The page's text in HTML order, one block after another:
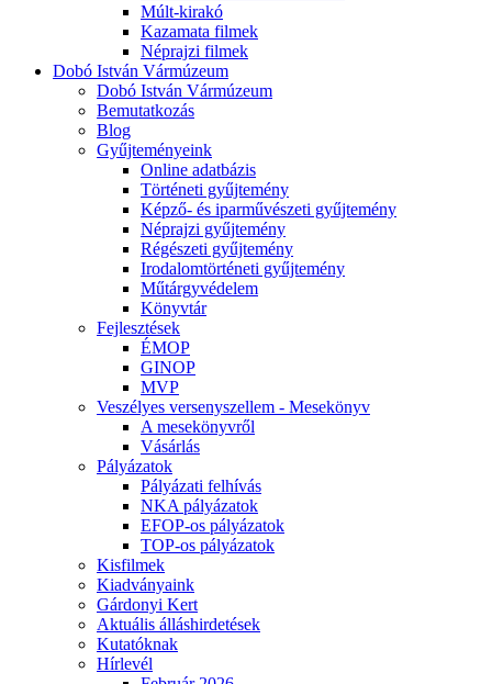
Múlt-kirakó
Kazamata filmek
Néprajzi filmek
Dobó István Vármúzeum
Dobó István Vármúzeum
Bemutatkozás
Blog
Gyűjteményeink
Online adatbázis
Történeti gyűjtemény
Képző- és iparművészeti gyűjtemény
Néprajzi gyűjtemény
Régészeti gyűjtemény
Irodalomtörténeti gyűjtemény
Műtárgyvédelem
Könyvtár
Fejlesztések
ÉMOP
GINOP
MVP
Veszélyes versenyszellem - Mesekönyv
A mesekönyvről
Vásárlás
Pályázatok
Pályázati felhívás
NKA pályázatok
EFOP-os pályázatok
TOP-os pályázatok
Kisfilmek
Kiadványaink
Gárdonyi Kert
Aktuális álláshirdetések
Kutatóknak
Hírlevél